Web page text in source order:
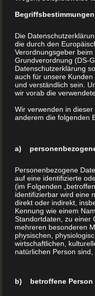
Haben Sie Fragen
Hier geht es zu den
Österreich“.
Begriffsbestimmungen
Die
die durch den
Verordnungsgeber
Grundverordnung (DS-
Datenschutzerklärung
auch für unsere
und verständlich sein.
wir vorab die
Wir verwenden in
anderem die folgenden
a)
Personenbezogene
auf eine identifizierte
(im Folgenden
identifizierbar wird eine
direkt oder indirekt,
Kennung wie einem
Standortdaten, zu einer
mehreren besonderen
physischen,
wirtschaftlichen,
natürlichen Person
b) betroffene Person